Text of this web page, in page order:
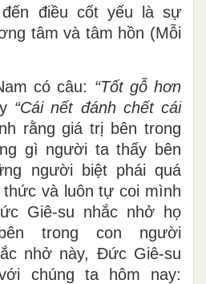
điều cốt yếu là sự
tâm và tâm hồn (Mỗi
có câu: “Tốt gỗ hơn
“Cái nết đánh chết cái
rằng giá trị bên trong
gì người ta thấy bên
người biệt phái quá
và luôn tự coi mình
Giê-su nhắc nhở họ
trong con người
nhở này, Đức Giê-su
chúng ta hôm nay: